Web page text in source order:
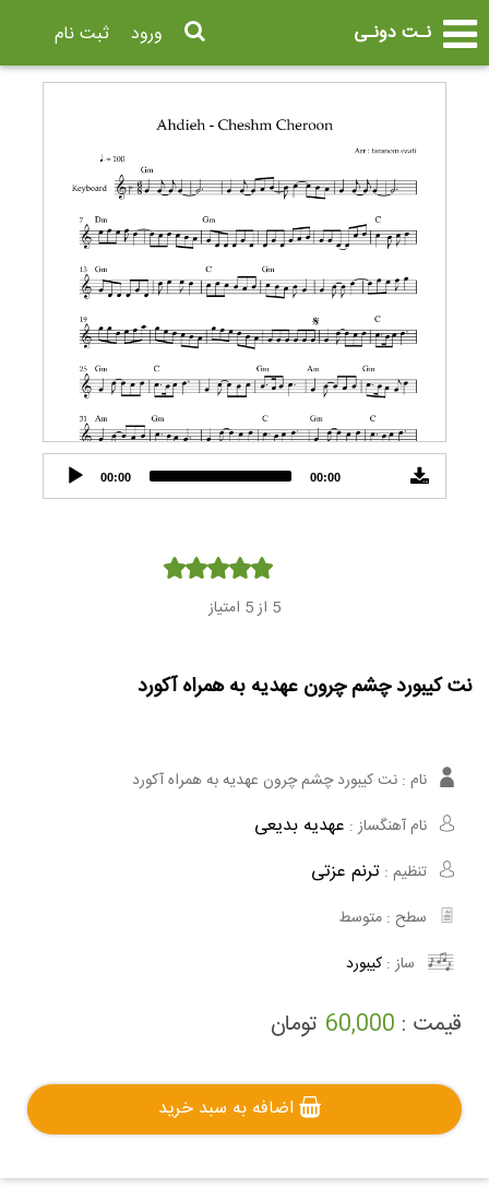
نـت دونـی ثبت نام ورود
Audio
Player
00:00 00:00
5 از 5 امتیاز
نت کیبورد چشم چرون عهدیه به همراه آکورد
نام : نت کیبورد چشم چرون عهدیه به همراه آکورد
نام آهنگساز : عهدیه بدیعی
تنظیم : ترنم عزتی
سطح : متوسط
ساز : کیبورد
قیمت : 60,000 تومان
اضافه به سبد خرید